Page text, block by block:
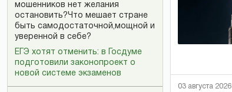
мошенников нет желания
остановить?Что мешает стране
быть самодостаточной,мощной и
уверенной в себе?
ЕГЭ хотят отменить: в Госдуме
подготовили законопроект о
новой системе экзаменов
03 августа 2026